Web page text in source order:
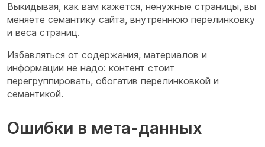
Выкидывая, как вам кажется, ненужные страницы, вы
меняете семантику сайта, внутреннюю перелинковку
и веса страниц.
Избавляться от содержания, материалов и
информации не надо: контент стоит
перегруппировать, обогатив перелинковкой и
семантикой.
Ошибки в мета-данных